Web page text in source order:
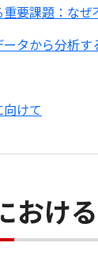
要課題：なぜ
タから分析す
けて
おけ